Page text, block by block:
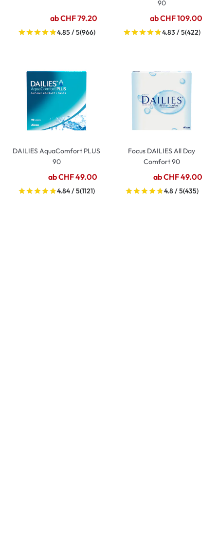
ab CHF 79.20
4.85 / 5(966)
90
ab CHF 109.00
4.83 / 5(422)
DAILIES AquaComfort PLUS
90
ab CHF 49.00
4.84 / 5(1121)
Focus DAILIES All Day
Comfort 90
ab CHF 49.00
4.8 / 5(435)